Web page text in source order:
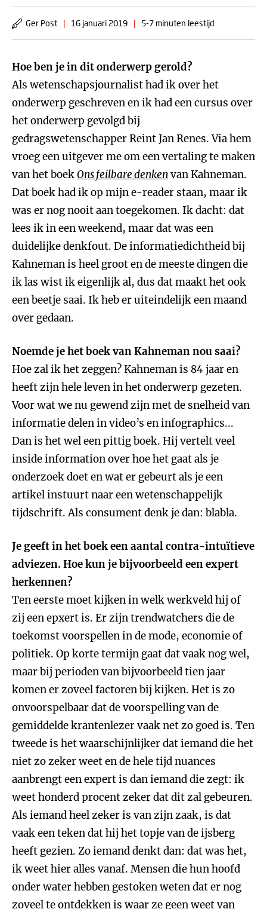
Ger Post | 16 januari 2019 | 5-7 minuten leestijd
Hoe ben je in dit onderwerp gerold?
Als wetenschapsjournalist had ik over het
onderwerp geschreven en ik had een cursus over
het onderwerp gevolgd bij
gedragswetenschapper Reint Jan Renes. Via hem
vroeg een uitgever me om een vertaling te maken
van het boekOns feilbare denkenvan Kahneman.
Dat boek had ik op mijn e-reader staan, maar ik
was er nog nooit aan toegekomen. Ik dacht: dat
lees ik in een weekend, maar dat was een
duidelijke denkfout. De informatiedichtheid bij
Kahneman is heel groot en de meeste dingen die
ik las wist ik eigenlijk al, dus dat maakt het ook
een beetje saai. Ik heb er uiteindelijk een maand
over gedaan.
Noemde je het boek van Kahneman nou saai?
Hoe zal ik het zeggen? Kahneman is 84 jaar en
heeft zijn hele leven in het onderwerp gezeten.
Voor wat we nu gewend zijn met de snelheid van
informatie delen in video’s en infographics...
Dan is het wel een pittig boek. Hij vertelt veel
inside information over hoe het gaat als je
onderzoek doet en wat er gebeurt als je een
artikel instuurt naar een wetenschappelijk
tijdschrift. Als consument denk je dan: blabla.
Je geeft in het boek een aantal contra-intuïtieve
adviezen. Hoe kun je bijvoorbeeld een expert
herkennen?
Ten eerste moet kijken in welk werkveld hij of
zij een epxert is. Er zijn trendwatchers die de
toekomst voorspellen in de mode, economie of
politiek. Op korte termijn gaat dat vaak nog wel,
maar bij perioden van bijvoorbeeld tien jaar
komen er zoveel factoren bij kijken. Het is zo
onvoorspelbaar dat de voorspelling van de
gemiddelde krantenlezer vaak net zo goed is. Ten
tweede is het waarschijnlijker dat iemand die het
niet zo zeker weet en de hele tijd nuances
aanbrengt een expert is dan iemand die zegt: ik
weet honderd procent zeker dat dit zal gebeuren.
Als iemand heel zeker is van zijn zaak, is dat
vaak een teken dat hij het topje van de ijsberg
heeft gezien. Zo iemand denkt dan: dat was het,
ik weet hier alles vanaf. Mensen die hun hoofd
onder water hebben gestoken weten dat er nog
zoveel te ontdekken is waar ze geen weet van